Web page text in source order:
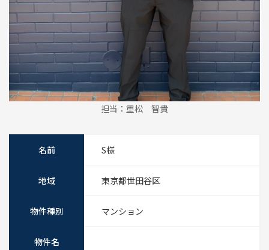
担当：重松 智貴
名前 S様
地域 東京都世田谷区
物件種別 マンション
物件名